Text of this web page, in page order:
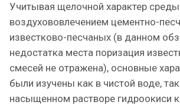
Учитывая щелочной характер
воздухововлечением цементно-
известково-песчаных (в данном
недостатка места поризация
смесей не отражена), основные
были изучены как в чистой воде,
насыщенном растворе гидроокиси